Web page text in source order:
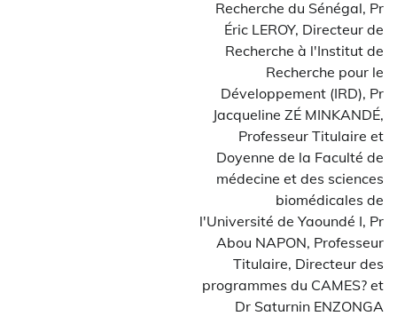
Recherche du Sénégal, Pr
Éric LEROY, Directeur de
Recherche à l'Institut de
Recherche pour le
Développement (IRD), Pr
Jacqueline ZÉ MINKANDÉ,
Professeur Titulaire et
Doyenne de la Faculté de
médecine et des sciences
biomédicales de
l'Université de Yaoundé I, Pr
Abou NAPON, Professeur
Titulaire, Directeur des
programmes du CAMES? et
Dr Saturnin ENZONGA